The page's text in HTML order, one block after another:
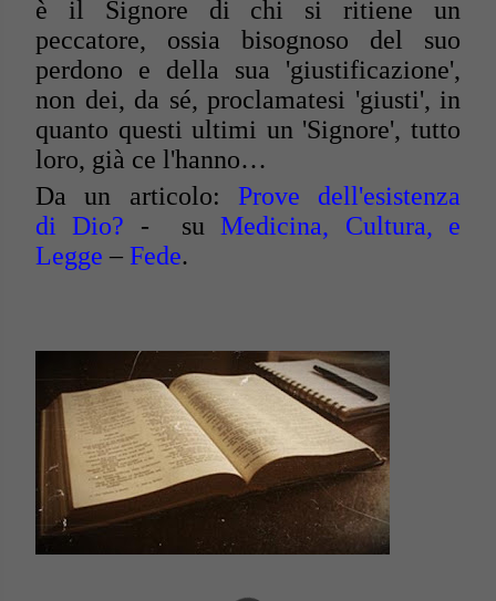
è il Signore di chi si ritiene un
peccatore, ossia bisognoso del suo
perdono e della sua 'giustificazione',
non dei, da sé, proclamatesi 'giusti', in
quanto questi ultimi un 'Signore', tutto
loro, già ce l'hanno…
Da un articolo: Prove dell'esistenza
di Dio? - suMedicina, Cultura, e
Legge – Fede.